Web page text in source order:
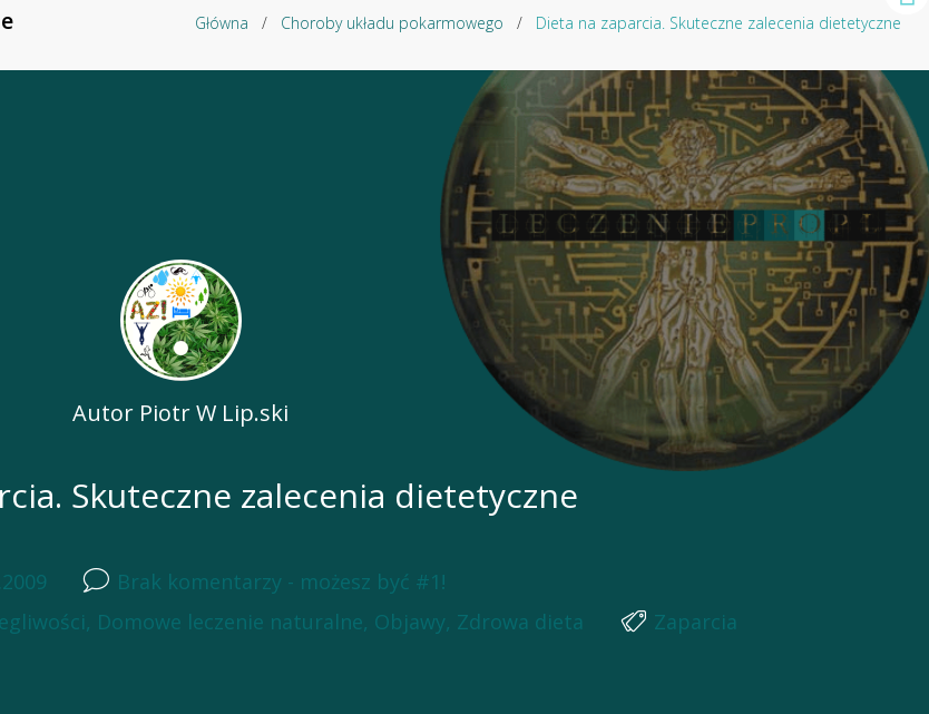
Główna / Choroby układu pokarmowego / Dieta na zaparcia. Skuteczne zalecenia dietetyczne
Autor Piotr W Lip.ski
Skuteczne zalecenia dietetyczne
Brak komentarzy - możesz być #1!
, Domowe leczenie naturalne, Objawy, Zdrowa dieta Zaparcia